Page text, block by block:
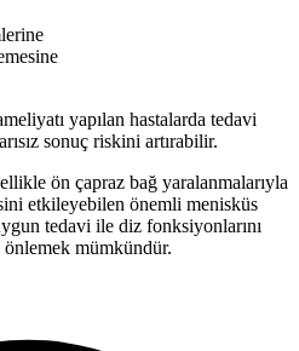
yapılan hastalarda tedavi
sonuç riskini artırabilir.
ön çapraz bağ yaralanmalarıyla
etkileyebilen önemli menisküs
tedavi ile diz fonksiyonlarını
mümkündür.